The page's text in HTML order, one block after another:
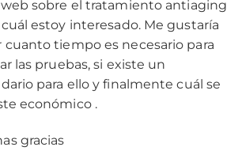
sobre el tratamiento antiaging
estoy interesado. Me gustaría
cuanto tiempo es necesario para
las pruebas, si existe un
para ello y finalmente cuál se
económico .
gracias